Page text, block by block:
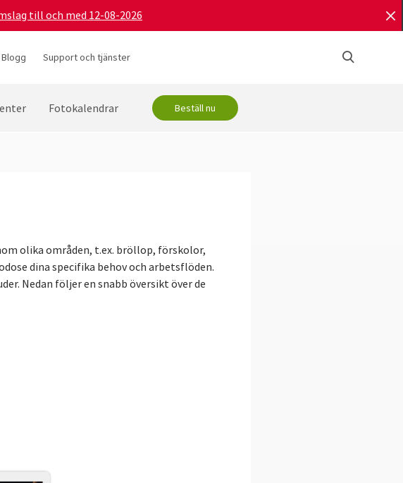
till och med 12-08-2026
Blogg Support och tjänster
Fotokalendrar Beställ nu
olika områden, t.ex. bröllop, förskolor,
dina specifika behov och arbetsflöden.
Nedan följer en snabb översikt över de